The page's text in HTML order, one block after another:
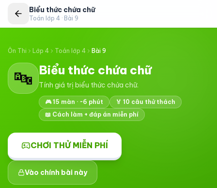
Biểu thức chứa chữ
Toán lớp 4 · Bài 9
Ôn Thi Lớp 4 Toán lớp 4 Bài 9
🔤 Biểu thức chứa chữ
Tính giá trị biểu thức chứa chữ.
🎮15 màn · ~6 phút 🏅 10 câu thử thách
📖 Cách làm + đáp án miễn phí
CHƠI THỬ MIỄN PHÍ
Vào chính bài này